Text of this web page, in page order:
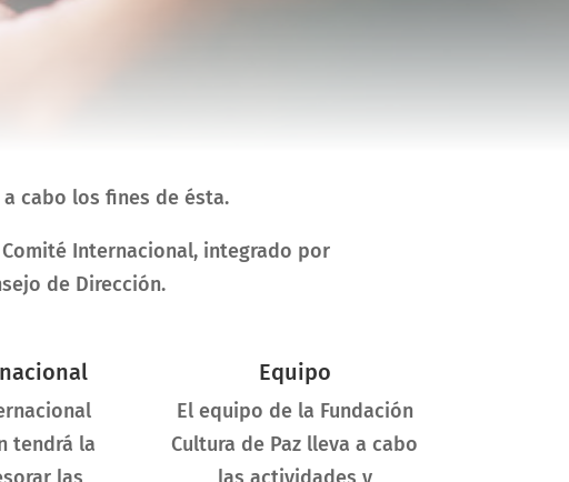
cabo los fines de ésta.
Internacional, integrado por
de Dirección.
tendrá la
Equipo
El equipo de la Fundación
Cultura de Paz lleva a cabo